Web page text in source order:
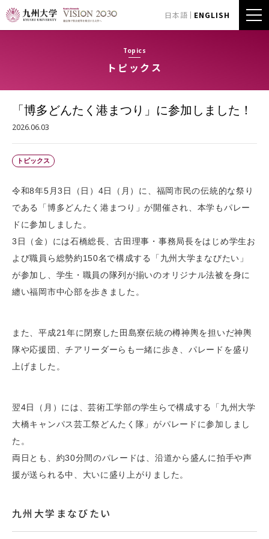
日本語 ENGLISH
Topics
トピックス
「博多どんたく港まつり」に参加しました！
2026.06.03
トピックス
令和8年5月3日（日）4日（月）に、福岡市民の伝統的な祭り
である「博多どんたく港まつり」が開催され、本学もパレー
ドに参加しました。
3日（金）には石橋総長、古田理事・事務局長をはじめ学生お
よび職員ら総勢約150名で構成する「九州大学まなびたい」
が参加し、学生・職員の隊列が揃いのオリジナル法被を身に
纏い福岡市中心部を歩きました。
また、平成21年に閉寮した田島寮伝統の樽神輿を担いだ神輿
隊や応援団、チアリーダーらも一緒に歩き、パレードを盛り
上げました。
翌4日（月）には、芸術工学部の学生らで構成する「九州大学
大橋キャンパス芸工祭どんたく隊」がパレードに参加しまし
た。
両日とも、約30分間のパレードは、沿道から盛んに拍手や声
援が送られる中、大いに盛り上がりました。
九州大学まなびたい